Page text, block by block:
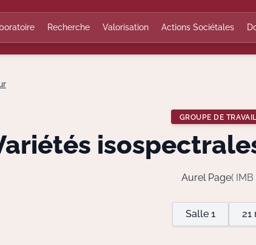
Recherche Valorisation Actions Sociétales
GROUPE DE
Aurel Page(
Salle 1 21